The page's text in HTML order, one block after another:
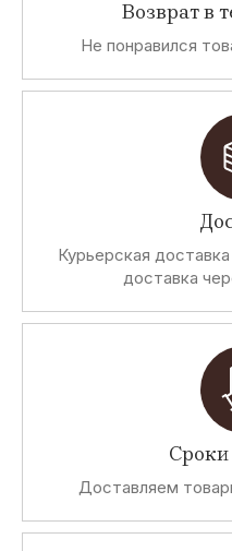
Возврат в
Не понравился
Курьерская
доставка
Сроки
Доставляем